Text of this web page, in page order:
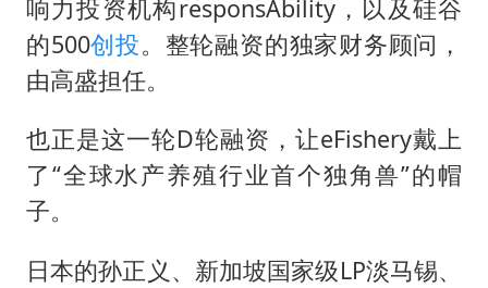
响力投资机构responsAbility，以及硅谷
的500创投。整轮融资的独家财务顾问，
由高盛担任。
也正是这一轮D轮融资，让eFishery戴上
了“全球水产养殖行业首个独角兽”的帽
子。
日本的孙正义、新加坡国家级LP淡马锡、